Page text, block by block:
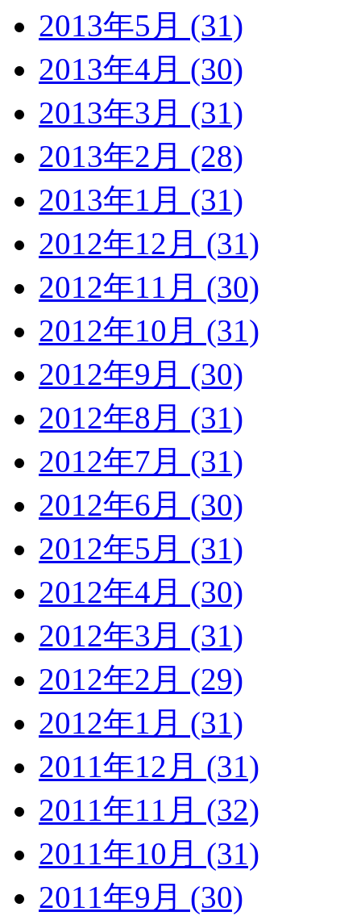
2013年5月 (31)
2013年4月 (30)
2013年3月 (31)
2013年2月 (28)
2013年1月 (31)
2012年12月 (31)
2012年11月 (30)
2012年10月 (31)
2012年9月 (30)
2012年8月 (31)
2012年7月 (31)
2012年6月 (30)
2012年5月 (31)
2012年4月 (30)
2012年3月 (31)
2012年2月 (29)
2012年1月 (31)
2011年12月 (31)
2011年11月 (32)
2011年10月 (31)
2011年9月 (30)